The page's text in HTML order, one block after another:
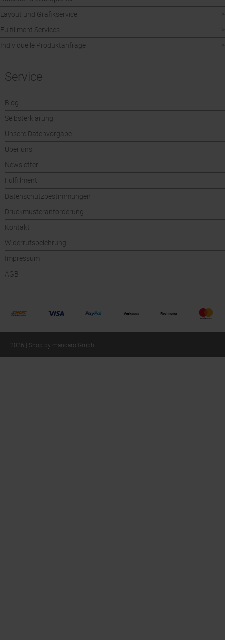
Layout und Grafikservice
Fulfillment Services
Individuelle Produktanfrage
Service
Blog
Selbsterklärung
Unsere Datenvorgabe
Über uns
Newsletter
Fulfillment
Datenschutzbestimmungen
Druckmusteranforderung
Kontakt
Widerrufsbelehrung
Impressum
AGB
2026 | Shop by mandaro Gmbh